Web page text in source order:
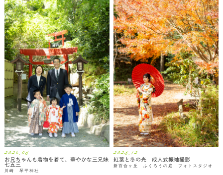
2026.05
お兄ちゃんも着物を着て、華やかな三兄妹
七五三
川崎 琴平神社
2025.12
紅葉と冬の光 成人式振袖撮影
新百合ヶ丘 ふくろうの庭 フォトスタジオ